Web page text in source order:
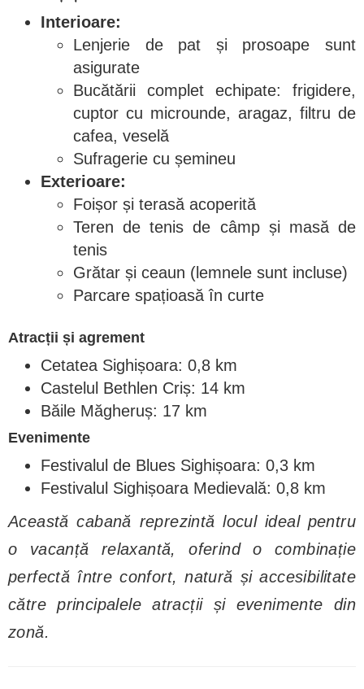
Interioare:
Lenjerie de pat și prosoape sunt
asigurate
Bucătării complet echipate: frigidere,
cuptor cu microunde, aragaz, filtru de
cafea, veselă
Sufragerie cu șemineu
Exterioare:
Foișor și terasă acoperită
Teren de tenis de câmp și masă de
tenis
Grătar și ceaun (lemnele sunt incluse)
Parcare spațioasă în curte
Atracții și agrement
Cetatea Sighișoara: 0,8 km
Castelul Bethlen Criș: 14 km
Băile Măgheruș: 17 km
Evenimente
Festivalul de Blues Sighișoara: 0,3 km
Festivalul Sighișoara Medievală: 0,8 km
Această cabană reprezintă locul ideal pentru
o vacanță relaxantă, oferind o combinație
perfectă între confort, natură și accesibilitate
către principalele atracții și evenimente din
zonă.